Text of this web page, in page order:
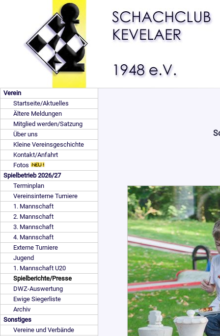
Verein
Startseite/Aktuelles
Ältere Meldungen
Mitglied werden/Satzung
Über uns
Kleine Vereinsgeschichte
Kontakt/Anfahrt
Fotos
Spielbetrieb 2026/27
Terminplan
Vereinsinterne Turniere
1. Mannschaft
2. Mannschaft
3. Mannschaft
4. Mannschaft
Externe Turniere
Jugend
1. Mannschaft U20
Spielberichte/Presse
DWZ-Auswertung
Ewige Siegerliste
Archiv
Sonstiges
Vereine und Verbände